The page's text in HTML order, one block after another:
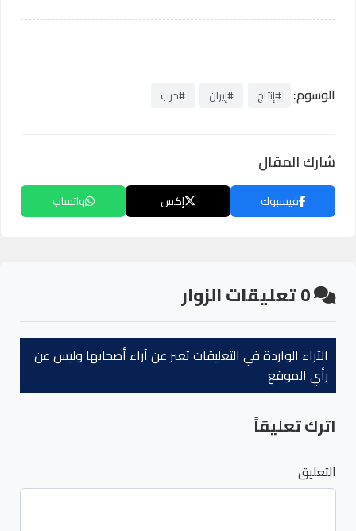
الوسوم: #إنتاج #إيران #حرب
شارك المقال
فيسبوك إكس واتساب
0تعليقات الزوار
الآراء الواردة في التعليقات تعبر عن آراء أصحابها وليس عن
رأي الموقع
اترك تعليقاً
التعليق